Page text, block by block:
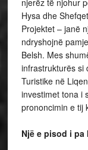
njerëz të njohur
Hysa dhe
Projektet – janë
ndryshojnë
Belsh. Mes
infrastrukturës si
Turistike në
investimet tona i
prononcimin e tij
Një e pisod i pa